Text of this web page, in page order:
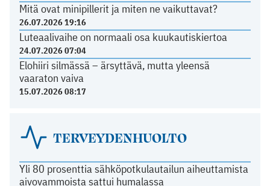
Mitä ovat minipillerit ja miten ne vaikuttavat?
26.07.2026 19:16
Luteaalivaihe on normaali osa kuukautiskiertoa
24.07.2026 07:04
Elohiiri silmässä – ärsyttävä, mutta yleensä
vaaraton vaiva
15.07.2026 08:17
TERVEYDENHUOLTO
Yli 80 prosenttia sähköpotkulautailun aiheuttamista
aivovammoista sattui humalassa